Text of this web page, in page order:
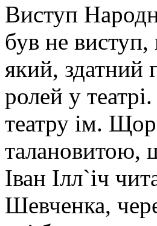
Виступ
був не
який, здатний
ролей у
театру ім.
Іван Ілл`іч
Шевченка,